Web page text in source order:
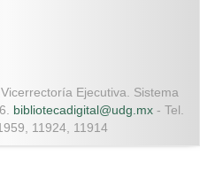
Ejecutiva. Sistema
bibliotecadigital@udg.mx - Tel.
11924, 11914